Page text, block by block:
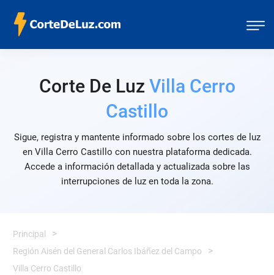
Corte De Luz Villa Cerro
Castillo
Sigue, registra y mantente informado sobre los cortes de luz
en Villa Cerro Castillo con nuestra plataforma dedicada.
Accede a información detallada y actualizada sobre las
interrupciones de luz en toda la zona.
Principal
Región Aisén del General Carlos Ibáñez del Campo
Villa Cerro Castillo